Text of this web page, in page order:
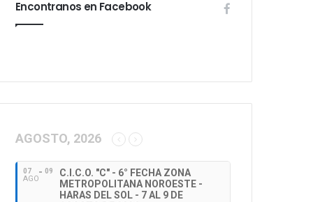
Encontranos en Facebook
AGOSTO, 2026
07
AGO
09
C.I.C.O. "C" - 6° FECHA ZONA
METROPOLITANA NOROESTE -
HARAS DEL SOL - 7 AL 9 DE